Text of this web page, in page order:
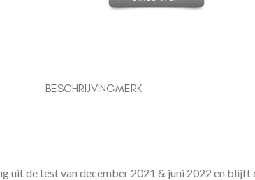
BESCHRIJVINGMERK
de test van december 2021 & juni 2022 en blijft